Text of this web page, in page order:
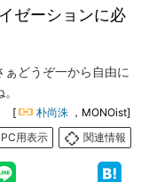
ゼーションに必
どうぞ一から自由に
[ 朴尚洙 ，MONOist]
PC用表示
関連情報